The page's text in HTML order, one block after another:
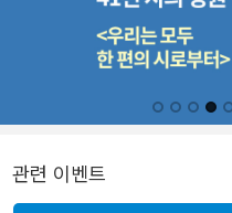
관련 이벤트